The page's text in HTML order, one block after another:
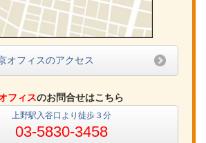
オフィスのアクセス
フィスのお問合せはこちら
上野駅入谷口より徒歩３分
03-5830-3458